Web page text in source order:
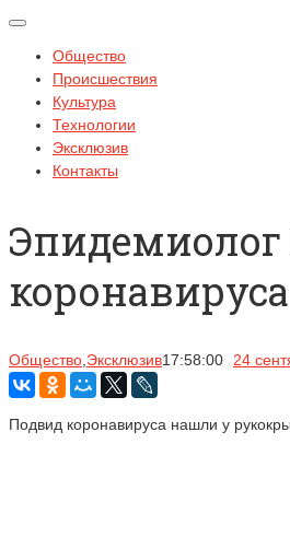
Общество
Происшествия
Культура
Технологии
Эксклюзив
Контакты
Эпидемиолог
Общество Эксклюзив17:58:00 24
Подвид коронавируса нашли у